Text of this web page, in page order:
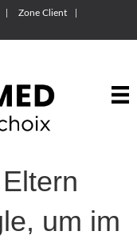
Zone Client
um im